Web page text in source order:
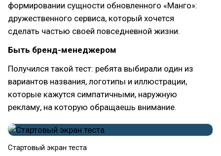
формировании сущности обновленного «Манго»:
дружественного сервиса, который хочется
сделать частью своей повседневной жизни.
Быть бренд-менеджером
Получился такой тест: ребята выбирали один из
вариантов названия, логотипы и иллюстрации,
которые кажутся симпатичными, наружную
рекламу, на которую обращаешь внимание.
Стартовый экран теста